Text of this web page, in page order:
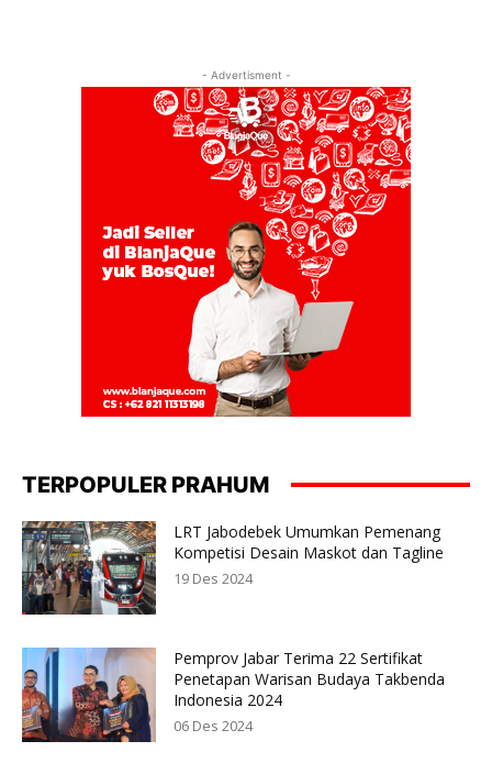
- Advertisment -
TERPOPULER PRAHUM
LRT Jabodebek Umumkan Pemenang
Kompetisi Desain Maskot dan Tagline
19 Des 2024
Pemprov Jabar Terima 22 Sertifikat
Penetapan Warisan Budaya Takbenda
Indonesia 2024
06 Des 2024